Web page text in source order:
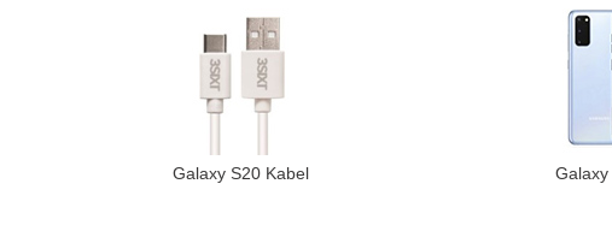
Galaxy S20 Kabel